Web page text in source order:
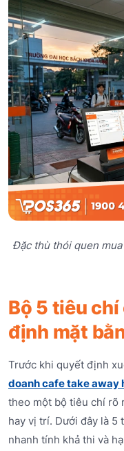
Đặc thù thói quen
Bộ 5 tiêu
định mặt
Trước khi quyết định
doanh cafe take away
theo một bộ tiêu chí rõ
hay vị trí. Dưới đây là
nhanh tính khả thi và